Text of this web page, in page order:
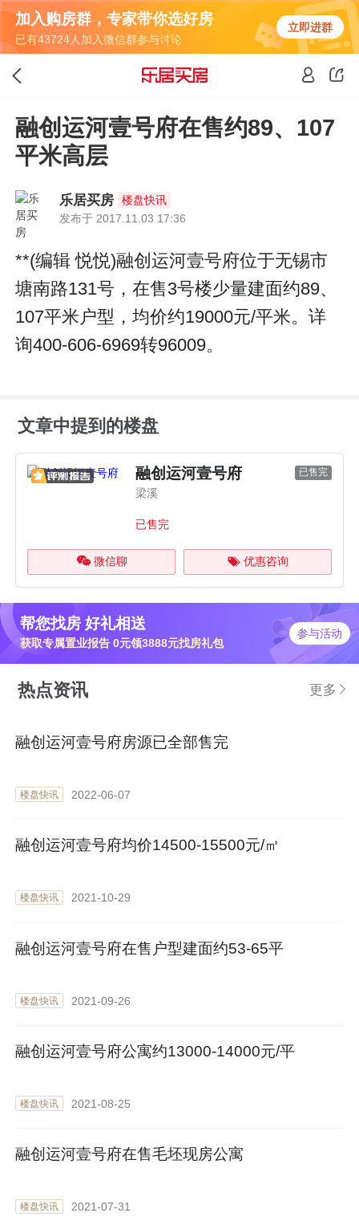
加入购房群，专家带你选好房
已有43724人加入微信群参与讨论
立即进群
融创运河壹号府在售约89、107
平米高层
乐居买房
楼盘快讯
发布于 2017.11.03 17:36
**(编辑 悦悦)融创运河壹号府位于无锡市
塘南路131号，在售3号楼少量建面约89、
107平米户型，均价约19000元/平米。详
询400-606-6969转96009。
文章中提到的楼盘
融创运河壹号府 已售完
梁溪
已售完
微信聊 优惠咨询
帮您找房 好礼相送
获取专属置业报告 0元领3888元找房礼包
参与活动
热点资讯 更多
融创运河壹号府房源已全部售完
楼盘快讯 2022-06-07
融创运河壹号府均价14500-15500元/㎡
楼盘快讯 2021-10-29
融创运河壹号府在售户型建面约53-65平
楼盘快讯 2021-09-26
融创运河壹号府公寓约13000-14000元/平
楼盘快讯 2021-08-25
融创运河壹号府在售毛坯现房公寓
楼盘快讯 2021-07-31